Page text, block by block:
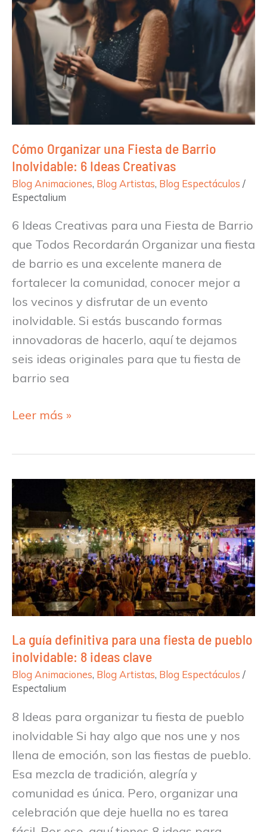
Cómo Organizar una Fiesta de Barrio
Inolvidable: 6 Ideas Creativas
Blog Animaciones, Blog Artistas, Blog Espectáculos /
Espectalium
6 Ideas Creativas para una Fiesta de Barrio
que Todos Recordarán Organizar una fiesta
de barrio es una excelente manera de
fortalecer la comunidad, conocer mejor a
los vecinos y disfrutar de un evento
inolvidable. Si estás buscando formas
innovadoras de hacerlo, aquí te dejamos
seis ideas originales para que tu fiesta de
barrio sea
Inolvidable:
6
Ideas
Creativas
Leer más »
La guía definitiva para una fiesta de pueblo
inolvidable: 8 ideas clave
Blog Animaciones, Blog Artistas, Blog Espectáculos /
Espectalium
8 Ideas para organizar tu fiesta de pueblo
inolvidable Si hay algo que nos une y nos
llena de emoción, son las fiestas de pueblo.
Esa mezcla de tradición, alegría y
comunidad es única. Pero, organizar una
celebración que deje huella no es tarea
La
guía
definitiva
para
una
fiesta
de
pueblo
inolvidable:
8
ideas
clave